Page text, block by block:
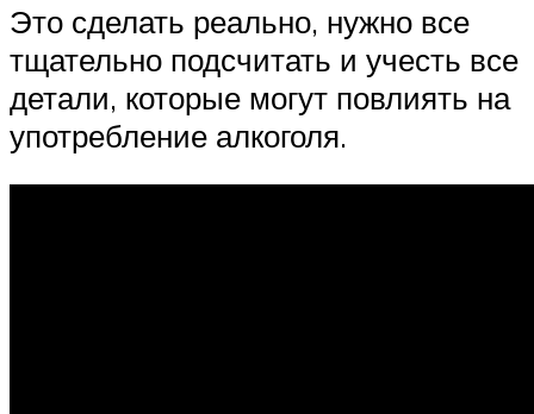
Это сделать реально, нужно все
тщательно подсчитать и учесть все
детали, которые могут повлиять на
употребление алкоголя.